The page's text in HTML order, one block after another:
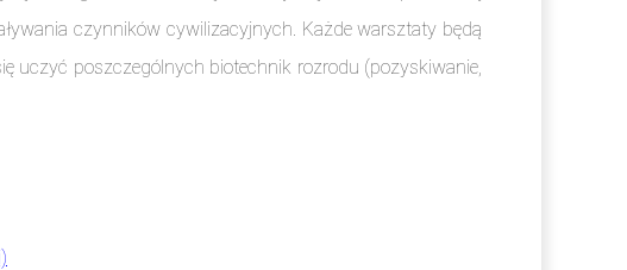
czynników cywilizacyjnych. Każde warsztaty będą
uczyć poszczególnych biotechnik rozrodu (pozyskiwanie,